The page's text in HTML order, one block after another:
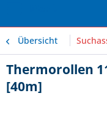
Übersicht
Thermorollen
[40m]